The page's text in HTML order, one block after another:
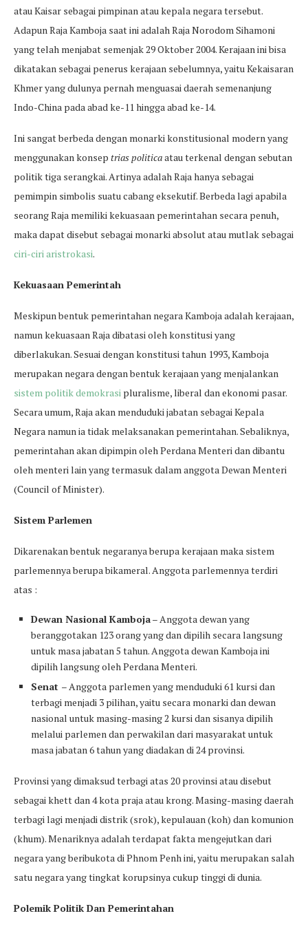
atau Kaisar sebagai pimpinan atau kepala negara tersebut.
Adapun Raja Kamboja saat ini adalah Raja Norodom Sihamoni
yang telah menjabat semenjak 29 Oktober 2004. Kerajaan ini bisa
dikatakan sebagai penerus kerajaan sebelumnya, yaitu Kekaisaran
Khmer yang dulunya pernah menguasai daerah semenanjung
Indo-China pada abad ke-11 hingga abad ke-14.
Ini sangat berbeda dengan monarki konstitusional modern yang
menggunakan konsep trias politicaatau terkenal dengan sebutan
politik tiga serangkai. Artinya adalah Raja hanya sebagai
pemimpin simbolis suatu cabang eksekutif. Berbeda lagi apabila
seorang Raja memiliki kekuasaan pemerintahan secara penuh,
maka dapat disebut sebagai monarki absolut atau mutlak sebagai
ciri-ciri aristrokasi.
Kekuasaan Pemerintah
Meskipun bentuk pemerintahan negara Kamboja adalah kerajaan,
namun kekuasaan Raja dibatasi oleh konstitusi yang
diberlakukan. Sesuai dengan konstitusi tahun 1993, Kamboja
merupakan negara dengan bentuk kerajaan yang menjalankan
sistem politik demokrasi pluralisme, liberal dan ekonomi pasar.
Secara umum, Raja akan menduduki jabatan sebagai Kepala
Negara namun ia tidak melaksanakan pemerintahan. Sebaliknya,
pemerintahan akan dipimpin oleh Perdana Menteri dan dibantu
oleh menteri lain yang termasuk dalam anggota Dewan Menteri
(Council of Minister).
Sistem Parlemen
Dikarenakan bentuk negaranya berupa kerajaan maka sistem
parlemennya berupa bikameral. Anggota parlemennya terdiri
atas :
Dewan Nasional Kamboja– Anggota dewan yang
beranggotakan 123 orang yang dan dipilih secara langsung
untuk masa jabatan 5 tahun. Anggota dewan Kamboja ini
dipilih langsung oleh Perdana Menteri.
Senat – Anggota parlemen yang menduduki 61 kursi dan
terbagi menjadi 3 pilihan, yaitu secara monarki dan dewan
nasional untuk masing-masing 2 kursi dan sisanya dipilih
melalui parlemen dan perwakilan dari masyarakat untuk
masa jabatan 6 tahun yang diadakan di 24 provinsi.
Provinsi yang dimaksud terbagi atas 20 provinsi atau disebut
sebagai khett dan 4 kota praja atau krong. Masing-masing daerah
terbagi lagi menjadi distrik (srok), kepulauan (koh) dan komunion
(khum). Menariknya adalah terdapat fakta mengejutkan dari
negara yang beribukota di Phnom Penh ini, yaitu merupakan salah
satu negara yang tingkat korupsinya cukup tinggi di dunia.
Polemik Politik Dan Pemerintahan